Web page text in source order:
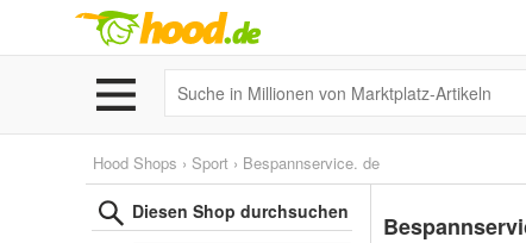
Hood Shops › Sport › Bespannservice. de
Diesen Shop durchsuchen